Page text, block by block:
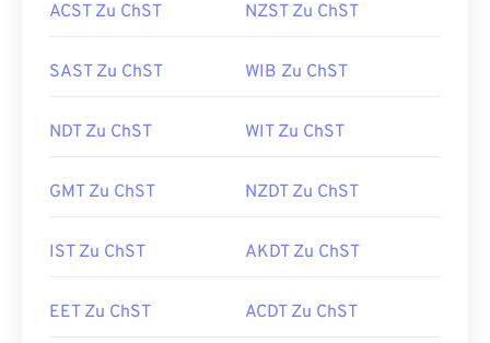
ACST Zu ChST NZST Zu ChST
SAST Zu ChST WIB Zu ChST
NDT Zu ChST WIT Zu ChST
GMT Zu ChST NZDT Zu ChST
IST Zu ChST AKDT Zu ChST
EET Zu ChST ACDT Zu ChST